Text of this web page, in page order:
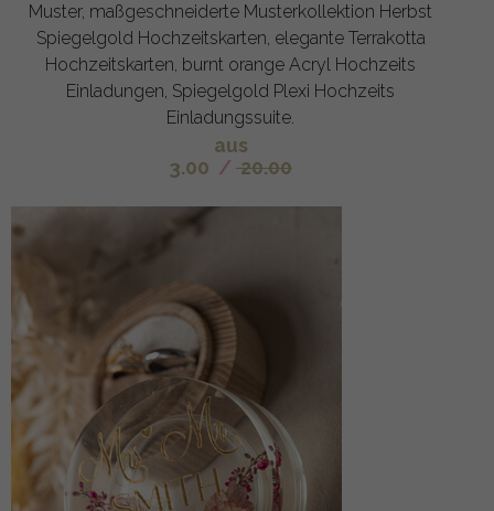
Muster, maßgeschneiderte Musterkollektion Herbst
Spiegelgold Hochzeitskarten, elegante Terrakotta
Hochzeitskarten, burnt orange Acryl Hochzeits
Einladungen, Spiegelgold Plexi Hochzeits
Einladungssuite.
aus
3.00 / 20.00